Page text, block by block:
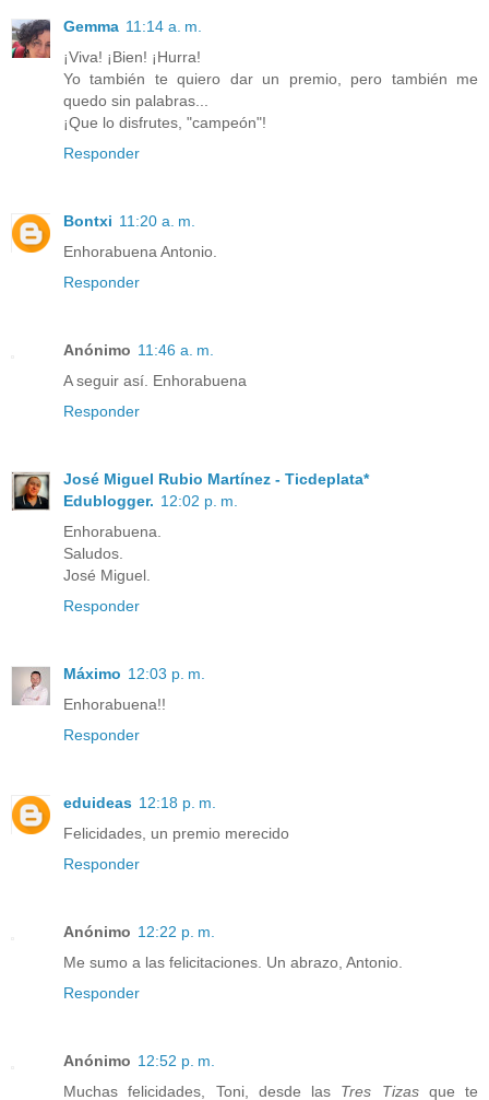
Gemma 11:14 a. m.
¡Viva! ¡Bien! ¡Hurra!
Yo también te quiero dar un premio, pero también me
quedo sin palabras...
¡Que lo disfrutes, "campeón"!
Responder
Bontxi 11:20 a. m.
Enhorabuena Antonio.
Responder
Anónimo 11:46 a. m.
A seguir así. Enhorabuena
Responder
José Miguel Rubio Martínez - Ticdeplata*
Edublogger. 12:02 p. m.
Enhorabuena.
Saludos.
José Miguel.
Responder
Máximo 12:03 p. m.
Enhorabuena!!
Responder
eduideas 12:18 p. m.
Felicidades, un premio merecido
Responder
Anónimo 12:22 p. m.
Me sumo a las felicitaciones. Un abrazo, Antonio.
Responder
Anónimo 12:52 p. m.
Muchas felicidades, Toni, desde las Tres Tizasque te